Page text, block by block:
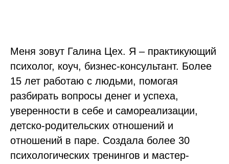
Меня зовут Галина Цех. Я – практикующий
психолог, коуч, бизнес-консультант. Более
15 лет работаю с людьми, помогая
разбирать вопросы денег и успеха,
уверенности в себе и самореализации,
детско-родительских отношений и
отношений в паре. Создала более 30
психологических тренингов и мастер-